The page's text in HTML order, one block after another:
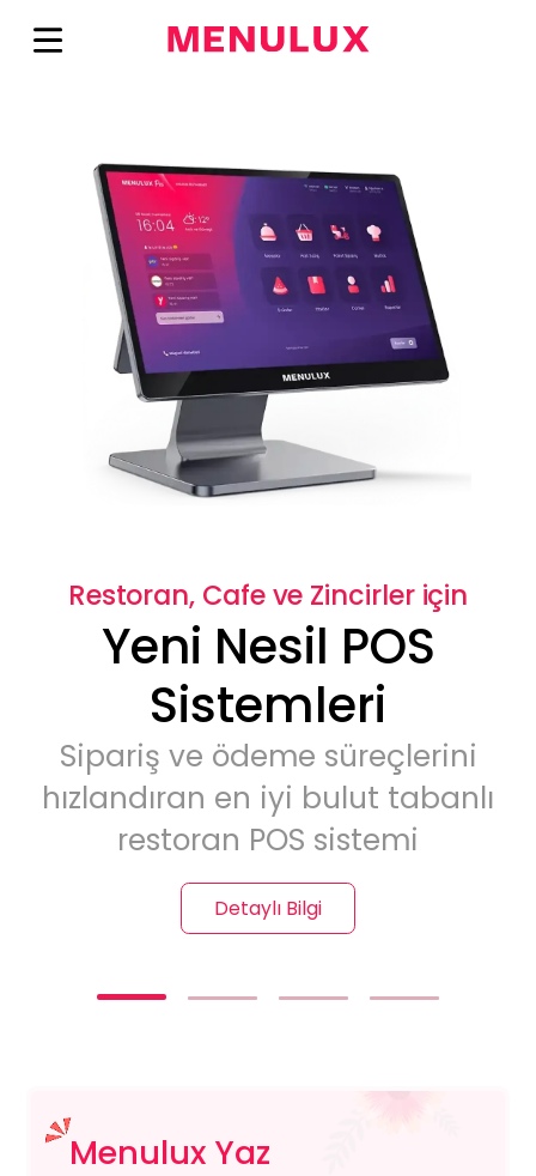
Restoran, Cafe ve Zincirler için
Yeni Nesil POS
Sistemleri
Sipariş ve ödeme süreçlerini
hızlandıran en iyi bulut tabanlı
restoran POS sistemi
Detaylı Bilgi
Menulux Yaz